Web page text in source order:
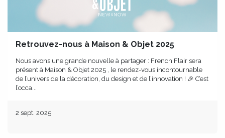
Retrouvez-nous à Maison & Objet 2025
Nous avons une grande nouvelle à partager : French Flair sera
présent à Maison & Objet 2025 , le rendez-vous incontournable
de l’univers de la décoration, du design et de l’innovation ! 🎉 C’est
l’occa...
2 sept. 2025